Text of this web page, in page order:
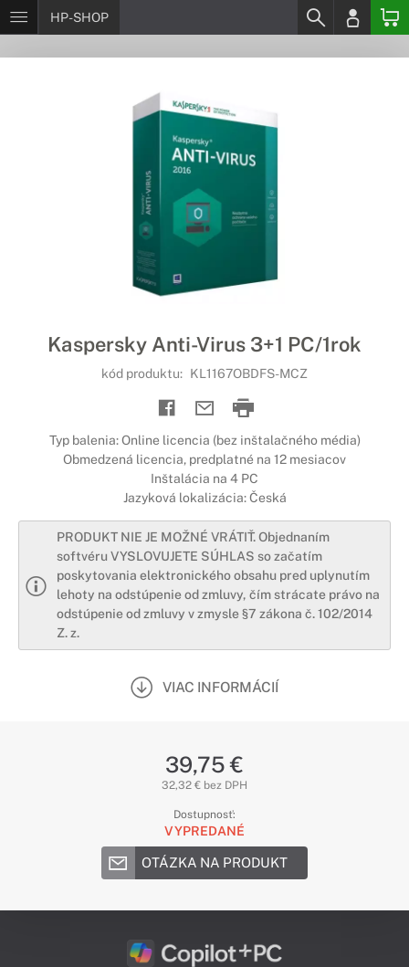
HP-SHOP
Kaspersky Anti-Virus 3+1 PC/1rok
kód produktu: KL1167OBDFS-MCZ
Typ balenia: Online licencia (bez inštalačného média)
Obmedzená licencia, predplatné na 12 mesiacov
Inštalácia na 4 PC
Jazyková lokalizácia: Česká
PRODUKT NIE JE MOŽNÉ VRÁTIŤ. Objednaním
softvéru VYSLOVUJETE SÚHLAS so začatím
poskytovania elektronického obsahu pred uplynutím
lehoty na odstúpenie od zmluvy, čím strácate právo na
odstúpenie od zmluvy v zmysle §7 zákona č. 102/2014
Z. z.
VIAC INFORMÁCIÍ
39,75 €
32,32 € bez DPH
Dostupnosť:
VYPREDANÉ
OTÁZKA NA PRODUKT